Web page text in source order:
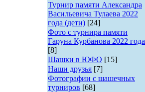
Турнир памяти Александра
Васильевича Тулаева 2022
года (дети) [24]
Фото с турнира памяти
Гаруна Курбанова 2022 года
[8]
Шашки в ЮФО [15]
Наши друзья [7]
Фотографии с шашечных
турниров [68]